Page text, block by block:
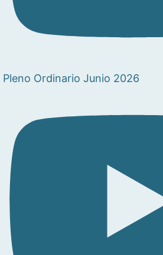
Pleno Ordinario Junio 2026